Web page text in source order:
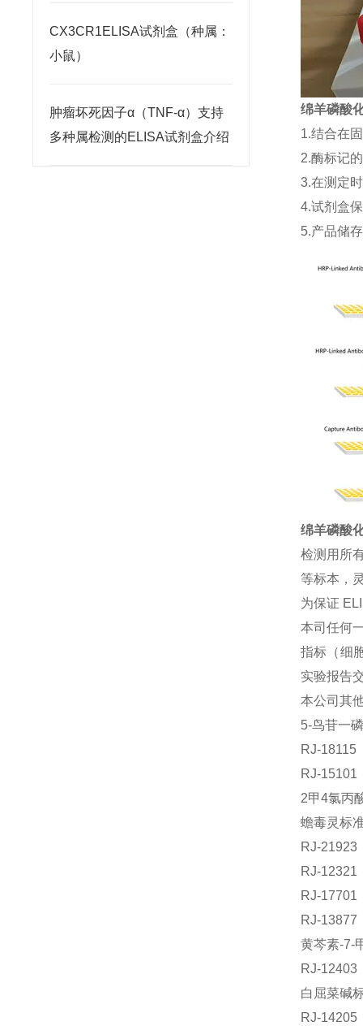
CX3CR1ELISA试剂盒（种属：
小鼠）
肿瘤坏死因子α（TNF-α）支持
多种属检测的ELISA试剂盒介绍
绵羊磷酸
1.结合在
2.酶标记
3.在测定
4.试剂盒
5.产品储
绵羊磷酸
检测用所
等标本，
为保证
本司任何
指标（细
实验报告
本公司其
5-鸟苷一
RJ-
RJ-
2甲4氯丙
蟾毒灵标
RJ-
RJ-
RJ-
RJ-
黄芩素-7-
RJ-
白屈菜碱
RJ-